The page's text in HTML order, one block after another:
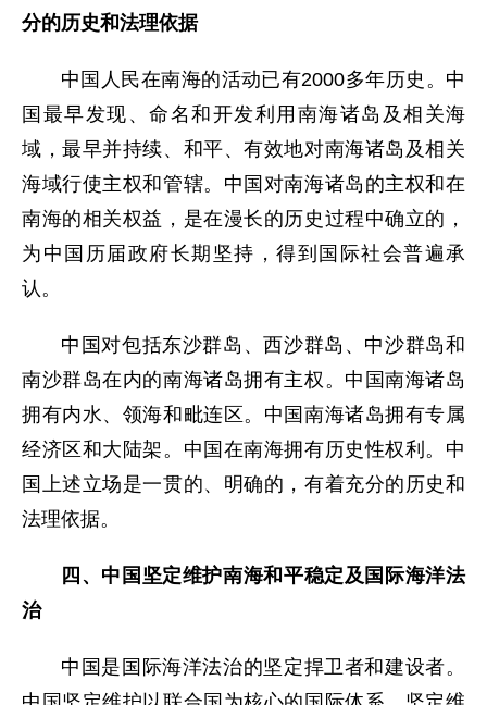
分的历史和法理依据
中国人民在南海的活动已有2000多年历史。中
国最早发现、命名和开发利用南海诸岛及相关海
域，最早并持续、和平、有效地对南海诸岛及相关
海域行使主权和管辖。中国对南海诸岛的主权和在
南海的相关权益，是在漫长的历史过程中确立的，
为中国历届政府长期坚持，得到国际社会普遍承
认。
中国对包括东沙群岛、西沙群岛、中沙群岛和
南沙群岛在内的南海诸岛拥有主权。中国南海诸岛
拥有内水、领海和毗连区。中国南海诸岛拥有专属
经济区和大陆架。中国在南海拥有历史性权利。中
国上述立场是一贯的、明确的，有着充分的历史和
法理依据。
四、中国坚定维护南海和平稳定及国际海洋法
治
中国是国际海洋法治的坚定捍卫者和建设者。